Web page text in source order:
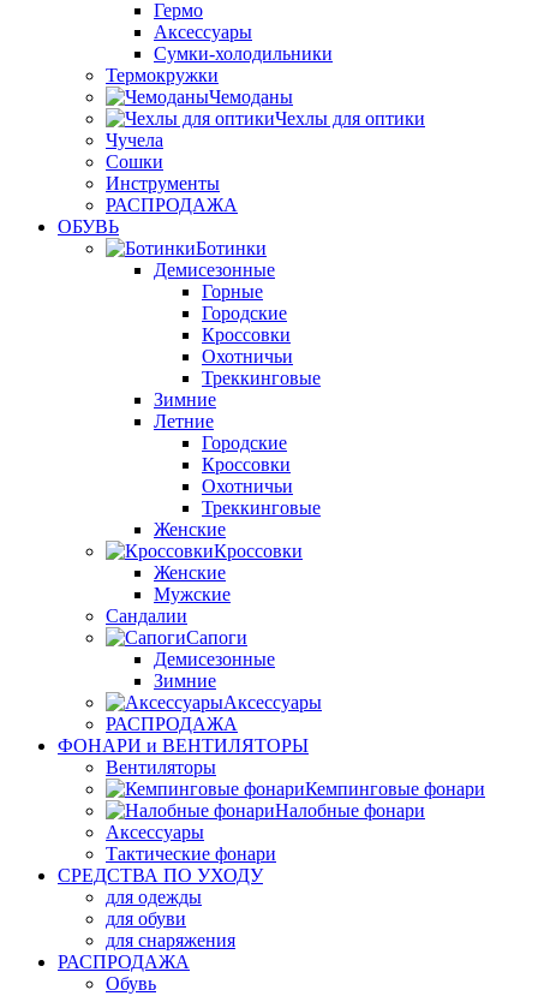
Гермо
Аксессуары
Сумки-холодильники
Термокружки
Чемоданы
Чехлы для оптики
Чучела
Сошки
Инструменты
РАСПРОДАЖА
ОБУВЬ
Ботинки
Демисезонные
Горные
Городские
Кроссовки
Охотничьи
Треккинговые
Зимние
Летние
Городские
Кроссовки
Охотничьи
Треккинговые
Женские
Кроссовки
Женские
Мужские
Сандалии
Сапоги
Демисезонные
Зимние
Аксессуары
РАСПРОДАЖА
ФОНАРИ и ВЕНТИЛЯТОРЫ
Вентиляторы
Кемпинговые фонари
Налобные фонари
Аксессуары
Тактические фонари
СРЕДСТВА ПО УХОДУ
для одежды
для обуви
для снаряжения
РАСПРОДАЖА
Обувь